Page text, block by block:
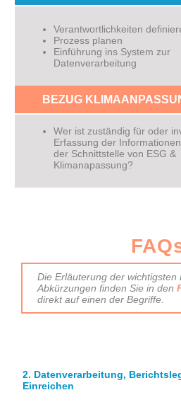
Verantwortlichkeiten
Prozess planen
Einführung ins System zur
Datenverarbeitung
BEZUG
Wer ist zuständig für oder
Erfassung der
der Schnittstelle von ESG &
Klimanapassung?
Die Erläuterung der wichtigsten
Abkürzungen finden Sie in den
direkt auf einen der Begriffe.
2. Datenverarbeitung,
Einreichen